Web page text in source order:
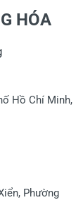
HÓA
Hồ Chí Minh,
Phường